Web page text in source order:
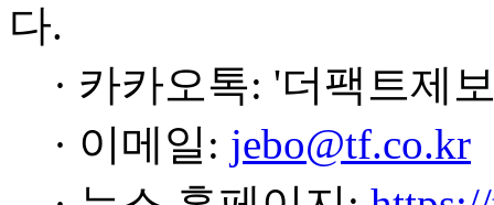
다.
· 카카오톡: '더팩트제
· 이메일: jebo@tf.co.kr